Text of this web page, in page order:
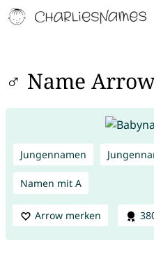
♂ Name
Jungennamen
Namen mit A
Arrow merken